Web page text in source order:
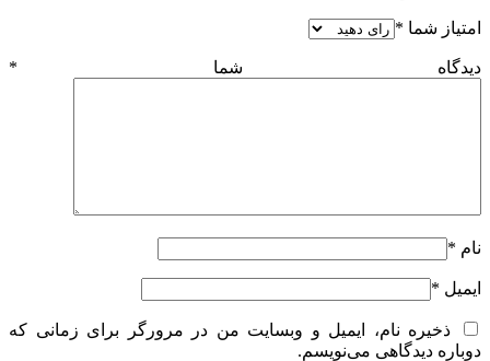
امتیاز شما *
دیدگاه شما *
نام *
ایمیل *
ذخیره نام، ایمیل و وبسایت من در مرورگر برای زمانی که
دوباره دیدگاهی می‌نویسم.